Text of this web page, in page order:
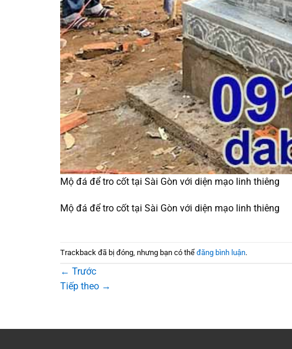
Mộ đá để tro cốt tại Sài Gòn với diện mạo linh thiêng
Mộ đá để tro cốt tại Sài Gòn với diện mạo linh thiêng
Trackback đã bị đóng, nhưng bạn có thể đăng bình luận.
← Trước
Tiếp theo →